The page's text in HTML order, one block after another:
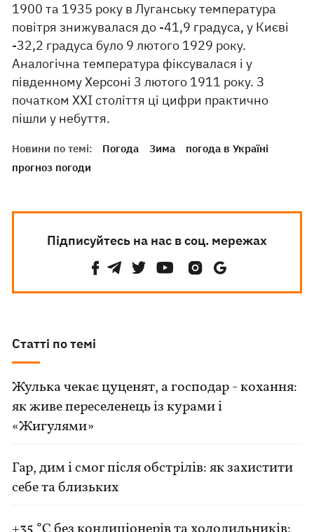
1900 та 1935 року в Луганську температура
повітря знижувалася до -41,9 градуса, у Києві
-32,2 градуса було 9 лютого 1929 року.
Аналогічна температура фіксувалася і у
південному Херсоні 3 лютого 1911 року. З
початком XXI століття ці цифри практично
пішли у небуття.
Новини по темі: Погода Зима
погода в Україні
прогноз погоди
Підписуйтесь на нас в соц. мережах
Статті по темі
Жулька чекає цуценят, а господар - кохання:
як живе переселенець із курами і
«Жигулями»
Гар, дим і смог після обстрілів: як захистити
себе та близьких